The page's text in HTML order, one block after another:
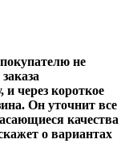
не
через короткое
Он уточнит все
качества
о вариантах